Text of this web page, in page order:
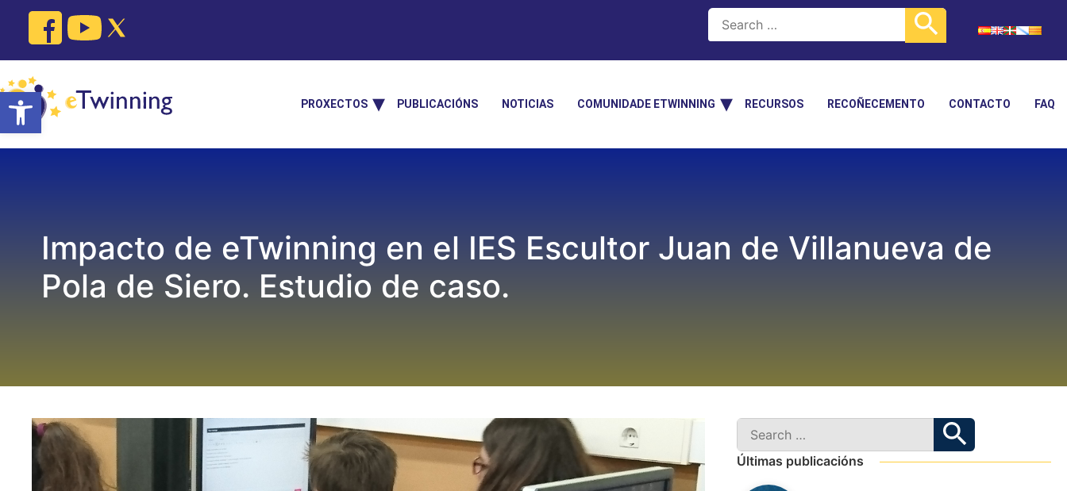
Open toolbar
content
PROXECTOS PUBLICACIÓNS NOTICIAS COMUNIDADE ETWINNING RECURSOS RECOÑECEMENTO CONTACTO FAQ
Impacto de eTwinning en el IES Escultor Juan de Villanueva de
Pola de Siero. Estudio de caso.
Últimas publicacións